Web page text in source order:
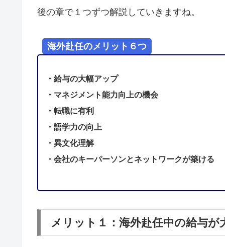
後の章で１つずつ解説していきますね。
海外赴任のメリット６つ
・給与の大幅アップ
・マネジメント能力向上の機会
・転職に有利
・語学力の向上
・異文化理解
・会社のキーパーソンとネットワークが築ける
メリット１：海外赴任中の給与が